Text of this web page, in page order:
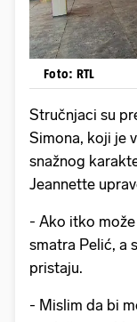
Foto: RTL
Stručnjaci su
Simona, koji je
snažnog
Jeannette
- Ako itko
smatra Pelić, a
pristaju.
- Mislim da bi